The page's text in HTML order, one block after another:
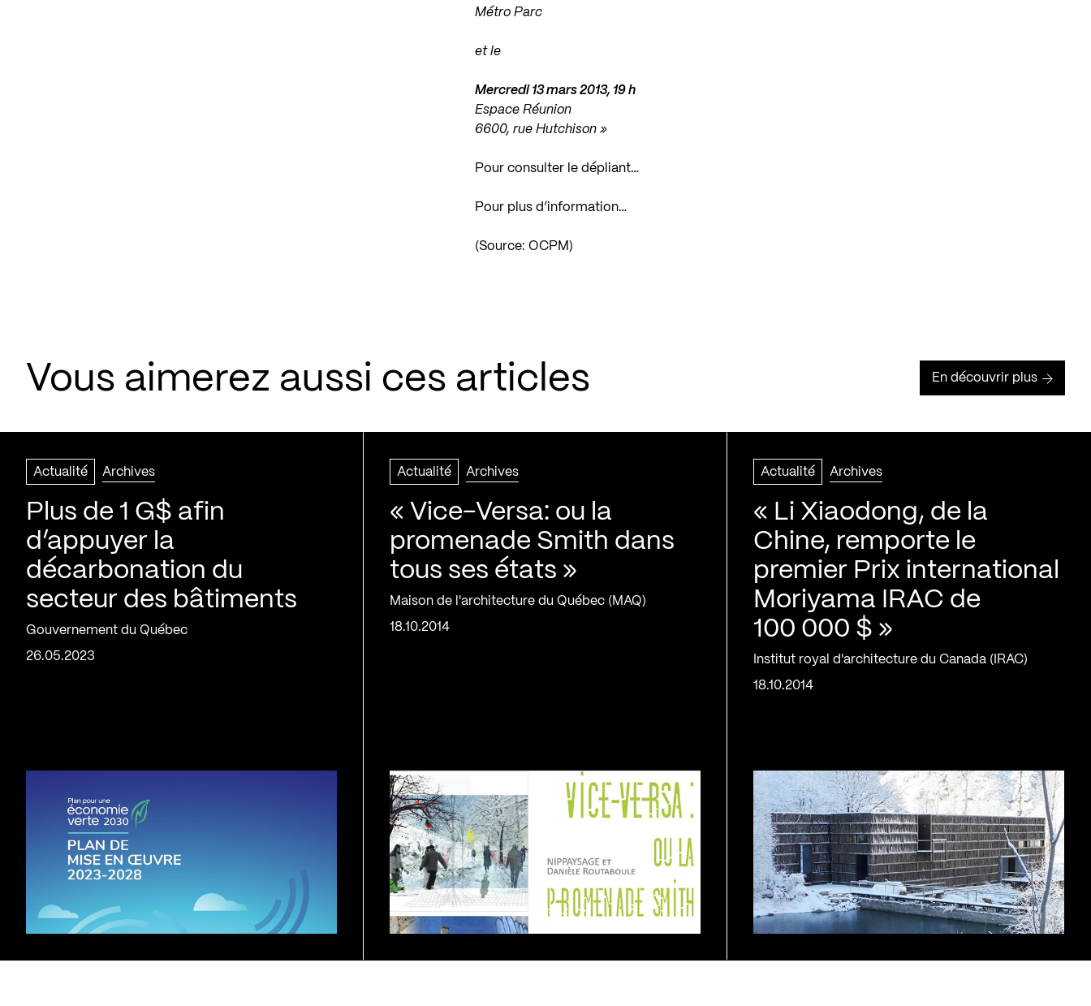
Métro Parc
et le
Mercredi 13 mars 2013, 19 h
Espace Réunion
6600, rue Hutchison »
Pour consulter le dépliant…
Pour plus d’information…
(Source: OCPM)
Vous aimerez aussi ces articles En découvrir plus
Actualité Archives
Plus de 1 G$ afin
d’appuyer la
décarbonation du
secteur des bâtiments
Gouvernement du Québec
26.05.2023
Actualité Archives
« Vice-Versa: ou la
promenade Smith dans
tous ses états »
Maison de l'architecture du Québec (MAQ)
18.10.2014
Actualité Archives
« Li Xiaodong, de la
Chine, remporte le
premier Prix international
Moriyama IRAC de
100 000 $ »
Institut royal d'architecture du Canada (IRAC)
18.10.2014